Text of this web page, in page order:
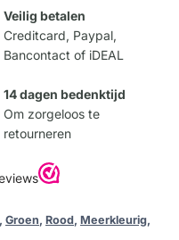
Veilig betalen
Creditcard, Paypal,
Bancontact of iDEAL
14 dagen bedenktijd
Om zorgeloos te
retourneren
, Groen, Rood, Meerkleurig,